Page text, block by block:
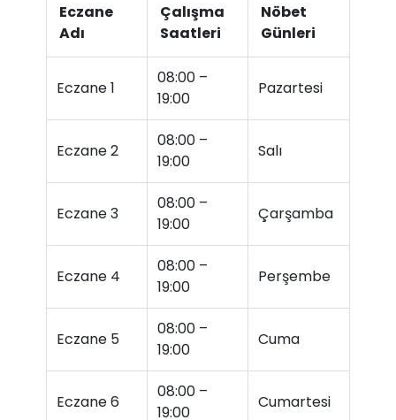
Eczane
Adı
Çalışma
Saatleri
Nöbet
Günleri
Eczane 1
08:00 –
19:00
Pazartesi
Eczane 2
08:00 –
19:00
Salı
Eczane 3
08:00 –
19:00
Çarşamba
Eczane 4
08:00 –
19:00
Perşembe
Eczane 5
08:00 –
19:00
Cuma
Eczane 6
08:00 –
19:00
Cumartesi